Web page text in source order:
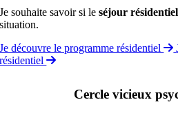
Je souhaite savoir si leséjour
situation.
Je découvre le programme résidentiel
résidentiel
Cercle vicieux